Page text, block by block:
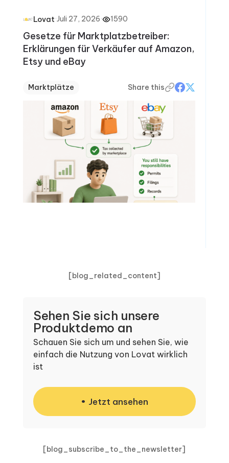
Lovat·Juli 27, 2026· 1590
Gesetze für Marktplatzbetreiber:
Erklärungen für Verkäufer auf Amazon,
Etsy und eBay
Marktplätze Share this
[blog_related_content]
Sehen Sie sich unsere
Produktdemo an
Schauen Sie sich um und sehen Sie, wie
einfach die Nutzung von Lovat wirklich
ist
Jetzt ansehen
[blog_subscribe_to_the_newsletter]